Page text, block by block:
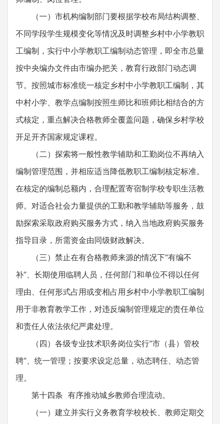
（一）市机构编制部门要根据学校布局结构调整、
不同学段学生规模变化等情况及时调整乡村中小学教职
工编制，实行中小学教职工编制动态管理，即全市总量
按中央编办文件由市编办把关，教育行政部门动态调
节。按照城市标准统一核定乡村中小学教职工编制，其
中村小学、教学点编制按照生师比和班师比相结合的方
式核定，重点解决合格教师全覆盖问题，确保乡村学校
开足开齐国家规定课程。
（二）探索将一般性教学辅助和工勤岗位不再纳入
编制管理范围，并相应适当降低教职工编制核定标准。
在核定的编制总额内，合理配置寄宿制学校专职生活教
师。对适合社会力量提供的工勤和教学辅助等服务，鼓
励探索采取政府购买服务方式，纳入当地政府购买服务
指导目录，所需资金由同级财政解决。
（三）禁止在有合格教师来源的情况下“有编不
补”、长期使用临聘人员，任何部门和单位不得以任何
理由、任何形式占用或变相占用乡村中小学教职工编制
用于非教育教学工作，对违反编制管理规定的责任单位
和责任人依法依纪严肃处理。
（四）各级专业技术职务岗位实行“市（县）管校
聘”、统一管理；按要求设定总量，动态聘任、动态管
理。
第十四条 有序推动城乡教师合理流动。
（一）建立并实行义务教育学校校长、教师定期交